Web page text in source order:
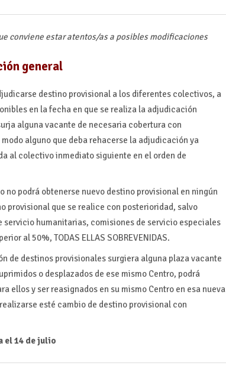
conviene estar atentos/as a posibles modificaciones
general
destino provisional a los diferentes colectivos, a
en la fecha en que se realiza la adjudicación
alguna vacante de necesaria cobertura con
alguno que deba rehacerse la adjudicación ya
al colectivo inmediato siguiente en el orden de
no podrá obtenerse nuevo destino provisional en ningún
provisional que se realice con posterioridad, salvo
humanitarias, comisiones de servicio especiales
al 50%, TODAS ELLAS SOBREVENIDAS.
de destinos provisionales surgiera alguna plaza vacante
o desplazados de ese mismo Centro, podrá
ellos y ser reasignados en su mismo Centro en esa nueva
esté cambio de destino provisional con
el 14 de julio